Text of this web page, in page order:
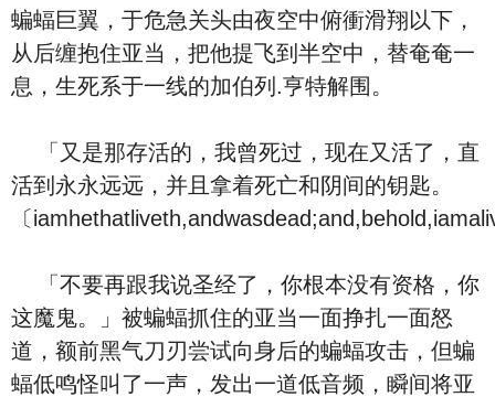
蝙蝠巨翼，于危急关头由夜空中俯衝滑翔以下，
从后缠抱住亚当，把他提飞到半空中，替奄奄一
息，生死系于一线的加伯列.亨特解围。
「又是那存活的，我曾死过，现在又活了，直
活到永永远远，并且拿着死亡和阴间的钥匙。
〔
「不要再跟我说圣经了，你根本没有资格，你
这魔鬼。」被蝙蝠抓住的亚当一面挣扎一面怒
道，额前黑气刀刃尝试向身后的蝙蝠攻击，但蝙
蝠低鸣怪叫了一声，发出一道低音频，瞬间将亚